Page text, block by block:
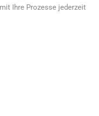
Ihre Prozesse jederzeit